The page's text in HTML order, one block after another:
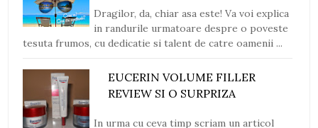
Dragilor, da, chiar asa este! Va voi explica
in randurile urmatoare despre o poveste
tesuta frumos, cu dedicatie si talent de catre oamenii ...
EUCERIN VOLUME FILLER
REVIEW SI O SURPRIZA
In urma cu ceva timp scriam un articol